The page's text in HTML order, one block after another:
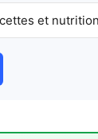
et nutrition